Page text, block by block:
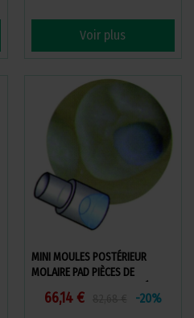
Voir plus
MINI MOULES POSTÉRIEUR
MOLAIRE PAD PIÈCES DE
66,14 € -20%